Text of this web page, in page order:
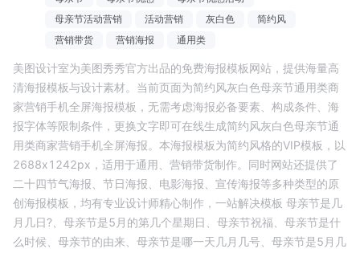
母亲节活动营销
活动营销 灰白色
简约风
营销带货
营销海报 通用类
美图设计室为美图秀秀官方出品的免费海报模板网站，提供海量高
清海报模板与设计素材。当前页面为简约风灰白色母亲节通用类商
家营销手机全屏海报模板，无需考虑海报必备要素、构成条件、海
报字体等限制条件，更换文字即可在线生成简约风灰白色母亲节通
用类商家营销手机全屏海报。本海报模板为简约风格的VIP模板，以
2688x1242px，适用于通用 营销带货制作。同时网站还提供了
二十四节气海报、节日海报、电影海报、宣传海报等多种类型的原
创海报模板，均有专业设计师精心制作，一站解决模板 母亲节是几
月几日?、 母亲节是5月的第几个星期日、 母亲节祝福、 母亲节是什
么时候、 母亲节的由来、 母亲节是哪一天几月几号、 母亲节是5月几